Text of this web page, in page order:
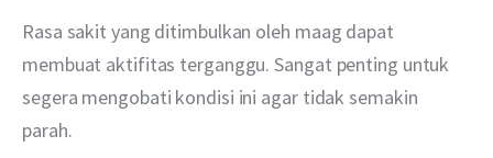
Rasa sakit yang ditimbulkan oleh maag dapat
membuat aktifitas terganggu. Sangat penting untuk
segera mengobati kondisi ini agar tidak semakin
parah.